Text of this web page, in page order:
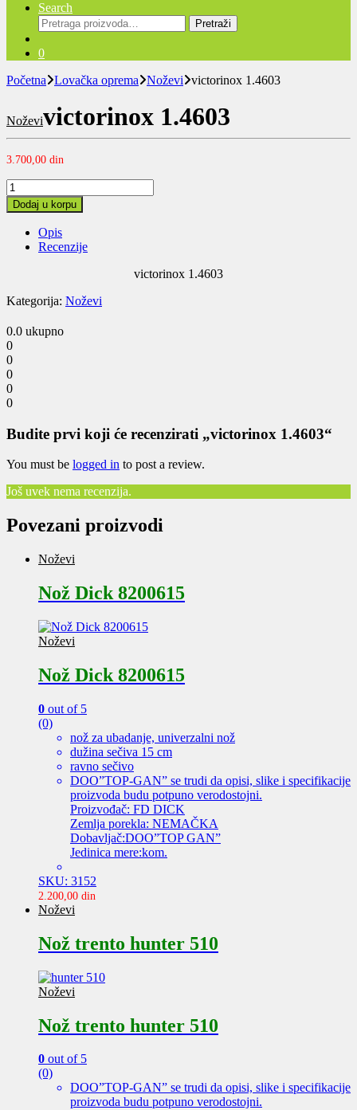
Search
Pretraga
za:
Pretraži
0
Početna
Lovačka oprema Noževi victorinox 1.4603
Noževivictorinox 1.4603
3.700,00 din
victorinox
1.4603
quantity
Dodaj u korpu
Opis
Recenzije
victorinox 1.4603
Kategorija: Noževi
0.0 ukupno
0
0
0
0
0
Budite prvi koji će recenzirati „victorinox 1.4603“
You must be logged in to post a review.
Još uvek nema recenzija.
Povezani proizvodi
Noževi
Nož Dick 8200615
Noževi
Nož Dick 8200615
0 out of 5
(0)
nož za ubadanje, univerzalni nož
dužina sečiva 15 cm
ravno sečivo
DOO”TOP-GAN” se trudi da opisi, slike i specifikacije
proizvoda budu potpuno verodostojni.
Proizvođač: FD DICK
Zemlja porekla: NEMAČKA
Dobavljač:DOO”TOP GAN”
Jedinica mere:kom.
SKU: 3152
2.200,00 din
Noževi
Nož trento hunter 510
Noževi
Nož trento hunter 510
0 out of 5
(0)
DOO”TOP-GAN” se trudi da opisi, slike i specifikacije
proizvoda budu potpuno verodostojni.